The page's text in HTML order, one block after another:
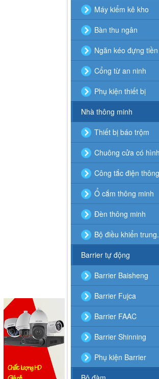
Máy kiểm kê kho
Bàn thu ngân
Ngăn kéo đựng tiền
Cổng từ an ninh
Phụ kiện thiết bị
Nhà thông minh
Thiết bị báo trộm
Chuông cửa có hình
Công tắc điện
Ổ cắm thông minh
Đèn thông minh
Bộ điều khiển
Barrier tự động
Barrier Baisheng
Barrier Fujca
Barrier FAAC
Barrier Shinning
Phụ kiện Barrier